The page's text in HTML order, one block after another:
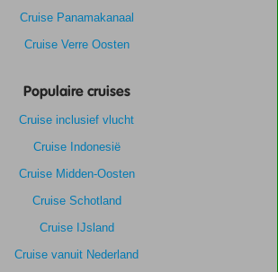
Cruise Panamakanaal
Cruise Verre Oosten
Populaire cruises
Cruise inclusief vlucht
Cruise Indonesië
Cruise Midden-Oosten
Cruise Schotland
Cruise IJsland
Cruise vanuit Nederland